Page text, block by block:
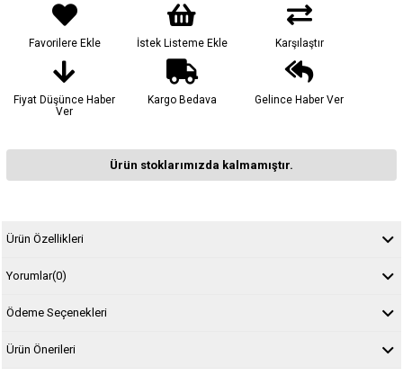
Favorilere Ekle İstek Listeme Ekle Karşılaştır
Fiyat Düşünce Haber
Ver
Kargo Bedava Gelince Haber Ver
Ürün stoklarımızda kalmamıştır.
Ürün Özellikleri
Yorumlar(0)
Ödeme Seçenekleri
Ürün Önerileri